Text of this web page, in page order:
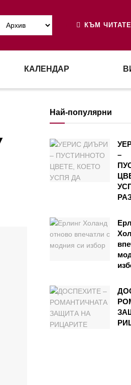
КЪМ
КАЛЕНДАР
Най-популярни
–